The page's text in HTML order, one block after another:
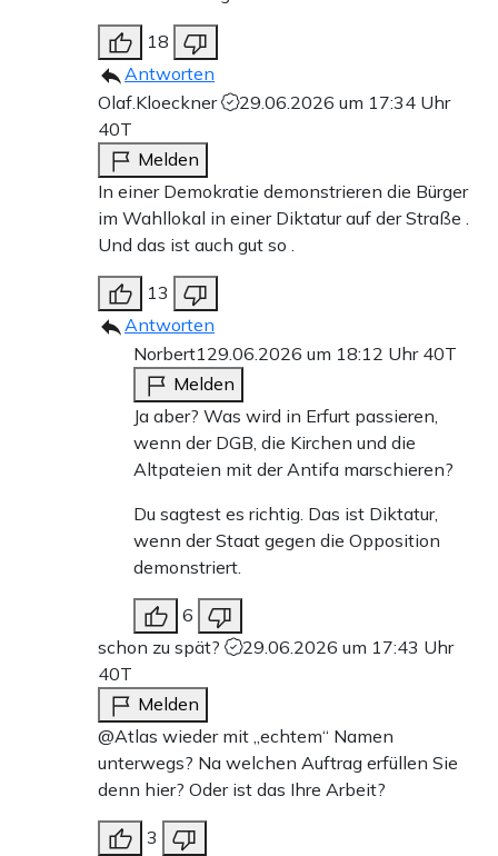
18
Antworten
Olaf.Kloeckner
29.06.2026 um 17:34 Uhr
40T
Melden
In einer Demokratie demonstrieren die Bürger
im Wahllokal in einer Diktatur auf der Straße .
Und das ist auch gut so .
13
Antworten
Norbert129.06.2026 um 18:12 Uhr 40T
Melden
Ja aber? Was wird in Erfurt passieren,
wenn der DGB, die Kirchen und die
Altpateien mit der Antifa marschieren?
Du sagtest es richtig. Das ist Diktatur,
wenn der Staat gegen die Opposition
demonstriert.
6
schon zu spät?
29.06.2026 um 17:43 Uhr
40T
Melden
@Atlas wieder mit „echtem“ Namen
unterwegs? Na welchen Auftrag erfüllen Sie
denn hier? Oder ist das Ihre Arbeit?
3